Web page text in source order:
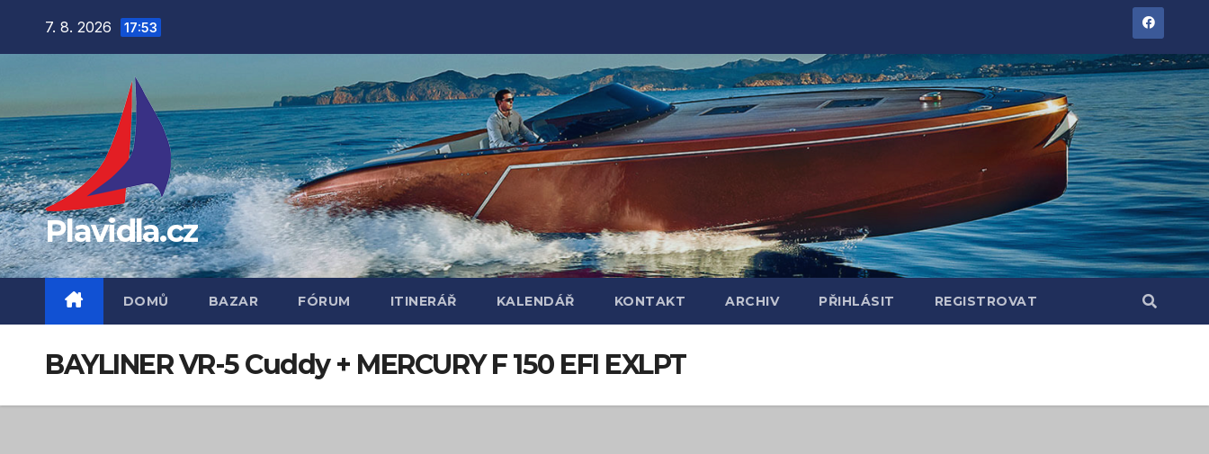
7. 8. 2026 17:53
Plavidla.cz
DOMŮ BAZAR FÓRUM ITINERÁŘ KALENDÁŘ KONTAKT ARCHIV PŘIHLÁSIT REGISTROVAT
BAYLINER VR-5 Cuddy + MERCURY F 150 EFI EXLPT